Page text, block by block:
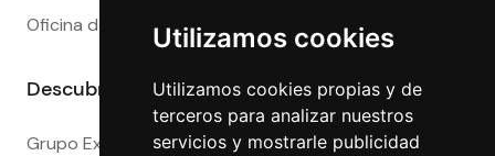
Utilizamos cookies
Utilizamos cookies propias y de
terceros para analizar nuestros
servicios y mostrarle publicidad
Oficina de Cambio en Valencia
Descubre más
Grupo Exact